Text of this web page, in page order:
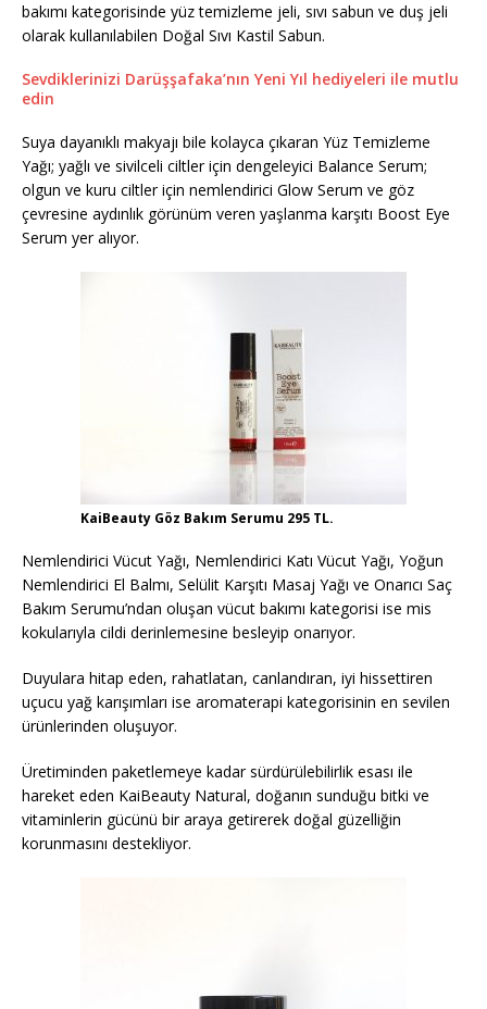
bakımı kategorisinde yüz temizleme jeli, sıvı sabun ve duş jeli
olarak kullanılabilen Doğal Sıvı Kastil Sabun.
Sevdiklerinizi Darüşşafaka’nın Yeni Yıl hediyeleri ile mutlu
edin
Suya dayanıklı makyajı bile kolayca çıkaran Yüz Temizleme
Yağı; yağlı ve sivilceli ciltler için dengeleyici Balance Serum;
olgun ve kuru ciltler için nemlendirici Glow Serum ve göz
çevresine aydınlık görünüm veren yaşlanma karşıtı Boost Eye
Serum yer alıyor.
KaiBeauty Göz Bakım Serumu 295 TL.
Nemlendirici Vücut Yağı, Nemlendirici Katı Vücut Yağı, Yoğun
Nemlendirici El Balmı, Selülit Karşıtı Masaj Yağı ve Onarıcı Saç
Bakım Serumu’ndan oluşan vücut bakımı kategorisi ise mis
kokularıyla cildi derinlemesine besleyip onarıyor.
Duyulara hitap eden, rahatlatan, canlandıran, iyi hissettiren
uçucu yağ karışımları ise aromaterapi kategorisinin en sevilen
ürünlerinden oluşuyor.
Üretiminden paketlemeye kadar sürdürülebilirlik esası ile
hareket eden KaiBeauty Natural, doğanın sunduğu bitki ve
vitaminlerin gücünü bir araya getirerek doğal güzelliğin
korunmasını destekliyor.